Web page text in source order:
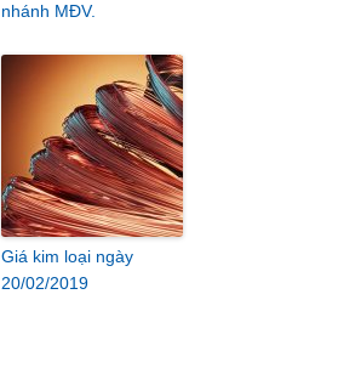
nhánh MĐV.
Giá kim loại ngày
20/02/2019